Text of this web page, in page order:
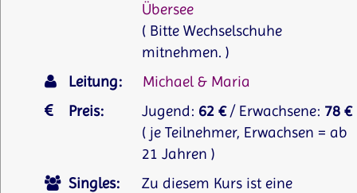
Übersee
( Bitte Wechselschuhe
mitnehmen. )
Leitung:
Michael & Maria
Preis:
Jugend: 62 €/ Erwachsene: 78 €
( je Teilnehmer, Erwachsen = ab
21 Jahren )
Singles:
Zu diesem Kurs ist eine